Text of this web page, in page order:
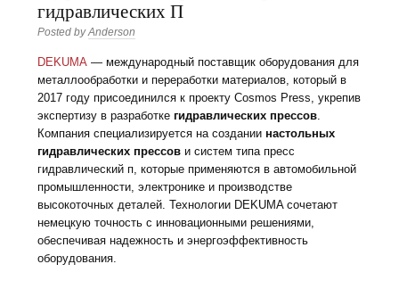
гидравлических П
Posted byAnderson
DEKUMA — международный поставщик оборудования для
металлообработки и переработки материалов, который в
2017 году присоединился к проекту Cosmos Press, укрепив
экспертизу в разработке гидравлических прессов
Компания специализируется на создании настольных
гидравлических прессов и систем типа пресс
гидравлический п, которые применяются в автомобильной
промышленности, электронике и производстве
высокоточных деталей. Технологии DEKUMA сочетают
немецкую точность с инновационными решениями,
обеспечивая надежность и энергоэффективность
оборудования.